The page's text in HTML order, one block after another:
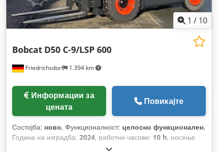
1 / 10
Friedrichsdorf 1.394 km
Bobcat D50 C-9/LSP 600
цената
Повикајте
Состојба: ново, Функционалност: целосно функционален,
Година на изградба: 2024, работни часови: 10 h, носење
, висина на подигнување: